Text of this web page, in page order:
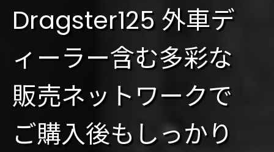
Dragster125 外車デ
ィーラー含む多彩な
販売ネットワークで
ご購入後もしっかり